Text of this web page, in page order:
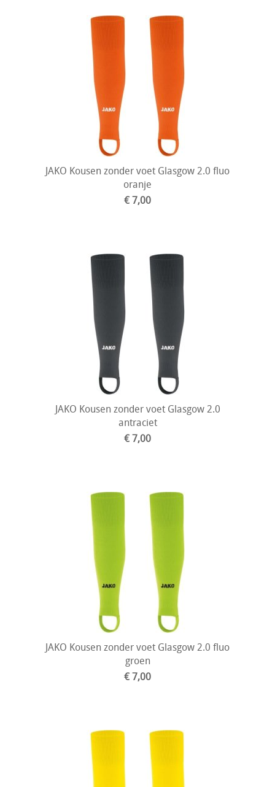
JAKO Kousen zonder voet Glasgow 2.0 fluo
oranje
€ 7,00
JAKO Kousen zonder voet Glasgow 2.0
antraciet
€ 7,00
JAKO Kousen zonder voet Glasgow 2.0 fluo
groen
€ 7,00